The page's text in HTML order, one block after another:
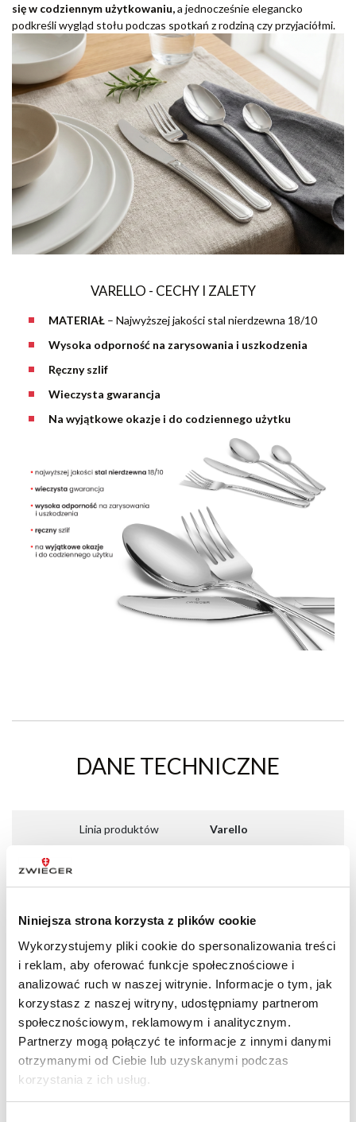
Niniejsza strona korzysta z plików cookie
Wykorzystujemy pliki cookie do spersonalizowania treści
i reklam, aby oferować funkcje społecznościowe i
analizować ruch w naszej witrynie. Informacje o tym, jak
korzystasz z naszej witryny, udostępniamy partnerom
społecznościowym, reklamowym i analitycznym.
Partnerzy mogą połączyć te informacje z innymi danymi
otrzymanymi od Ciebie lub uzyskanymi podczas
korzystania z ich usług.
się w codziennym użytkowaniu,a jednocześnie elegancko
podkreśli wygląd stołu podczas spotkań z rodziną czy przyjaciółmi.
VARELLO - CECHY I ZALETY
MATERIAŁ – Najwyższej jakości stal nierdzewna 18/10
Wysoka odporność na zarysowania i uszkodzenia
Ręczny szlif
Wieczysta gwarancja
Na wyjątkowe okazje i do codziennego użytku
DANE TECHNICZNE
Linia produktów Varello
Materiał sztućców
18/10
Kolor sztućców Srebrny
Rodzaje sztućców Zestaw sztućców
Możliwość mycia w
zmywarce
Tak
Gwarancja Wieczysta